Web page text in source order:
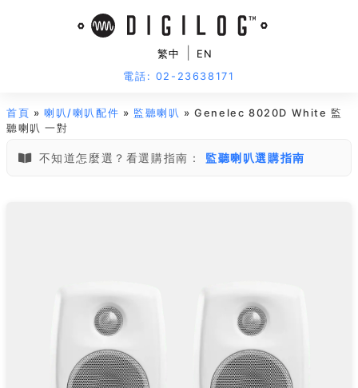
繁中
EN
電話: 02-23638171
首頁 »喇叭/喇叭配件 » 監聽喇叭 » Genelec 8020D White 監
聽喇叭 一對
不知道怎麼選？看選購指南： 監聽喇叭選購指南